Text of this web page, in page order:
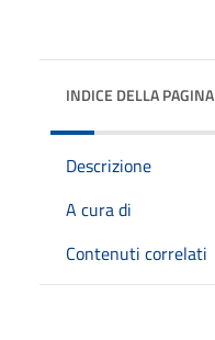
INDICE DELLA PAGINA
Descrizione
A cura di
Contenuti correlati